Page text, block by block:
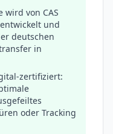
wird von CAS
und
deutschen
in
zertifiziert:
oder Tracking